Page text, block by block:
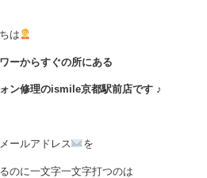
は
ーからすぐの所にある
ン修理のismile京都駅前店です ♪
ールアドレス を
のに一文字一文字打つのは